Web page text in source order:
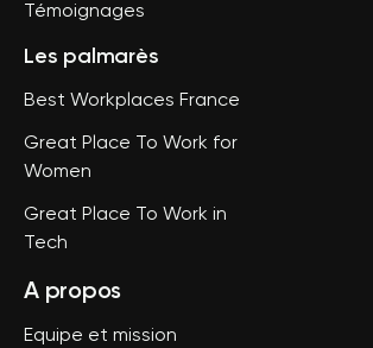
Témoignages
Les palmarès
Best Workplaces France
Great Place To Work for
Women
Great Place To Work in
Tech
A propos
Equipe et mission